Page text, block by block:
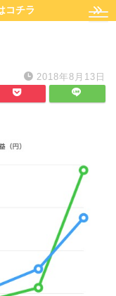
コチラ
2018年8月13日